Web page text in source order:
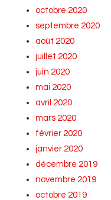
octobre 2020
septembre 2020
août 2020
juillet 2020
juin 2020
mai 2020
avril 2020
mars 2020
février 2020
janvier 2020
décembre 2019
novembre 2019
octobre 2019